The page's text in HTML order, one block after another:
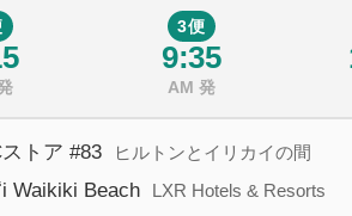
3便
9:35
AM 発
トア #83 ヒルトンとイリカイの間
Waikiki Beach LXR Hotels & Resorts